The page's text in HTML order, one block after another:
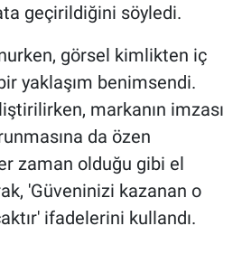
geçirildiğini söyledi.
görsel kimlikten iç
yaklaşım benimsendi.
markanın imzası
da özen
zaman olduğu gibi el
'Güveninizi kazanan o
ifadelerini kullandı.